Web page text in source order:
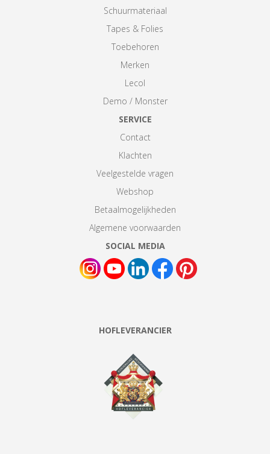
Schuurmateriaal
Tapes & Folies
Toebehoren
Merken
Lecol
Demo / Monster
SERVICE
Contact
Klachten
Veelgestelde vragen
Webshop
Betaalmogelijkheden
Algemene voorwaarden
SOCIAL MEDIA
HOFLEVERANCIER